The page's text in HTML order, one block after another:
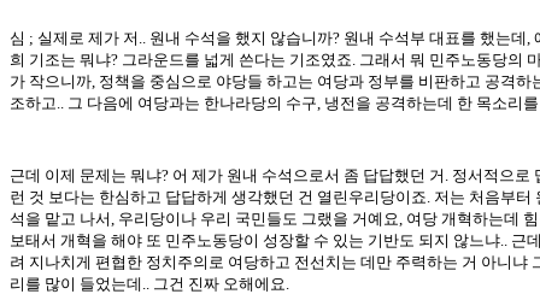
심 ; 실제로 제가 저.. 원내 수석을 했지 않습니까? 원내 수석부 대표를 했는데,
희 기조는 뭐냐? 그라운드를 넓게 쓴다는 기조였죠. 그래서 뭐 민주노동당의
가 작으니까, 정책을 중심으로 야당들 하고는 여당과 정부를 비판하고 공격하
조하고.. 그 다음에 여당과는 한나라당의 수구, 냉전을 공격하는데 한 목소리
근데 이제 문제는 뭐냐? 어 제가 원내 수석으로서 좀 답답했던 거. 정서적으로
런 것 보다는 한심하고 답답하게 생각했던 건 열린우리당이죠. 저는 처음부터
석을 맡고 나서, 우리당이나 우리 국민들도 그랬을 거예요, 여당 개혁하는데
보태서 개혁을 해야 또 민주노동당이 성장할 수 있는 기반도 되지 않느냐.. 근
려 지나치게 편협한 정치주의로 여당하고 전선치는 데만 주력하는 거 아니냐
리를 많이 들었는데.. 그건 진짜 오해에요.